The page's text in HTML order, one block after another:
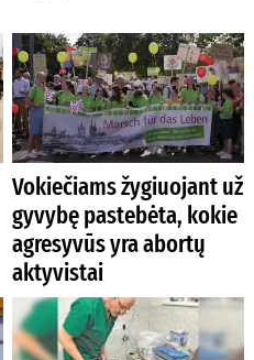
Vokiečiams žygiuojant už
gyvybę pastebėta, kokie
agresyvūs yra abortų
aktyvistai